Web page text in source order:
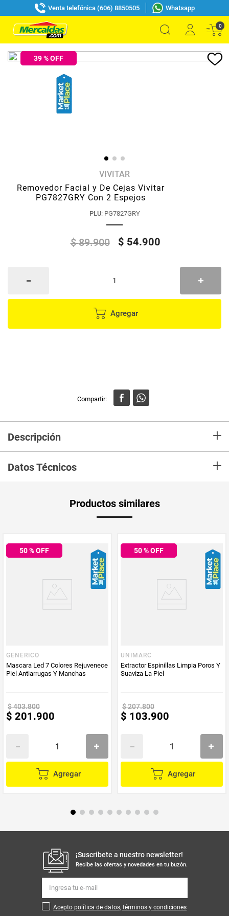
Venta telefónica (606) 8850505 Whatsapp
0
39% OFF
VIVITAR
Removedor Facial y De Cejas Vivitar
PG7827GRY Con 2 Espejos
PLU: PG7827GRY
$ 89.900 $ 54.900
Agregar
Descripción +
cejas, espejo de bolsillo y espejo 10x. Removedor de vello funciona con 1
batería AA (no incluida) y removedor de ceja funciona con 1 batería AAA
Datos Técnicos +
entrega
5 días hábiles
TG Electronics
Color
Productos similares
50% OFF
GENERICO
Mascara Led 7 Colores Rejuvenece
Piel Antiarrugas Y Manchas
$403.800
$ 201.900
Agregar
50% OFF
UNIMARC
Extractor Espinillas Limpia Poros Y
Suaviza La Piel
$207.800
$ 103.900
Agregar
¡Suscribete a nuestro newsletter!
Recibe las ofertas y novedades en tu buzón.
Acepto política de datos, términos y condiciones